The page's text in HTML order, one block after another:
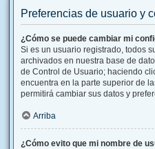
Preferencias de usuario y
¿Cómo se puede cambiar mi
Si es un usuario registrado, todos
archivados en nuestra base de
de Control de Usuario; haciendo
encuentra en la parte superior de
permitirá cambiar sus datos y
Arriba
¿Cómo evito que mi nombre de